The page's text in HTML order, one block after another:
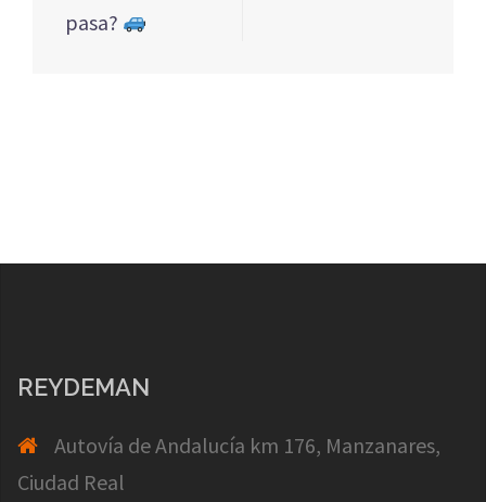
pasa?
REYDEMAN
Autovía de Andalucía km 176, Manzanares,
Ciudad Real